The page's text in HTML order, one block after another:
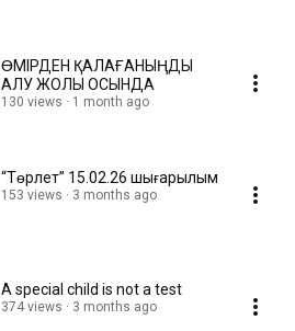
ӨМІРДЕН ҚАЛАҒАНЫҢДЫ
АЛУ ЖОЛЫ ОСЫНДА
130 views 1 month ago
“Төрлет” 15.02.26 шығарылым
153 views 3 months ago
A special child is not a test
374 views 3 months ago